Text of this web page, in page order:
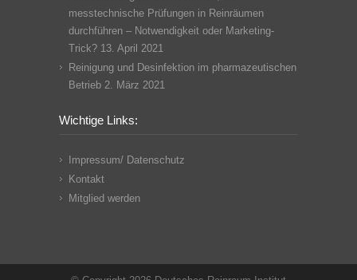
messtechnische Prüfungen in Reinräumen
durchführen – Notwendigkeit oder Marketing-
Trick? 13. April 2021
Reinigung und Desinfektion im pharmazeutischen
Betrieb 2. März 2021
Wichtige Links:
Impressum/ Datenschutz
Kontakt
Mitglied werden